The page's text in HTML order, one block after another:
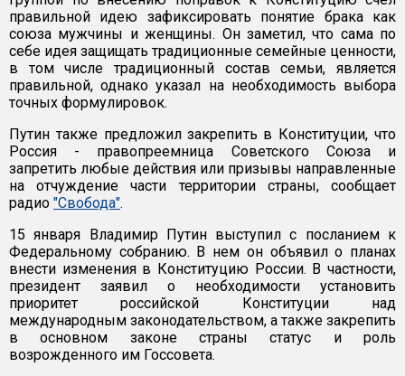
правильной идею зафиксировать понятие брака как
союза мужчины и женщины. Он заметил, что сама по
себе идея защищать традиционные семейные ценности,
в том числе традиционный состав семьи, является
правильной, однако указал на необходимость выбора
точных формулировок.
Путин также предложил закрепить в Конституции, что
Россия - правопреемница Советского Союза и
запретить любые действия или призывы направленные
на отчуждение части территории страны, сообщает
радио "Свобода".
15 января Владимир Путин выступил с посланием к
Федеральному собранию. В нем он объявил о планах
внести изменения в Конституцию России. В частности,
президент заявил о необходимости установить
приоритет российской Конституции над
международным законодательством, а также закрепить
в основном законе страны статус и роль
возрожденного им Госсовета.